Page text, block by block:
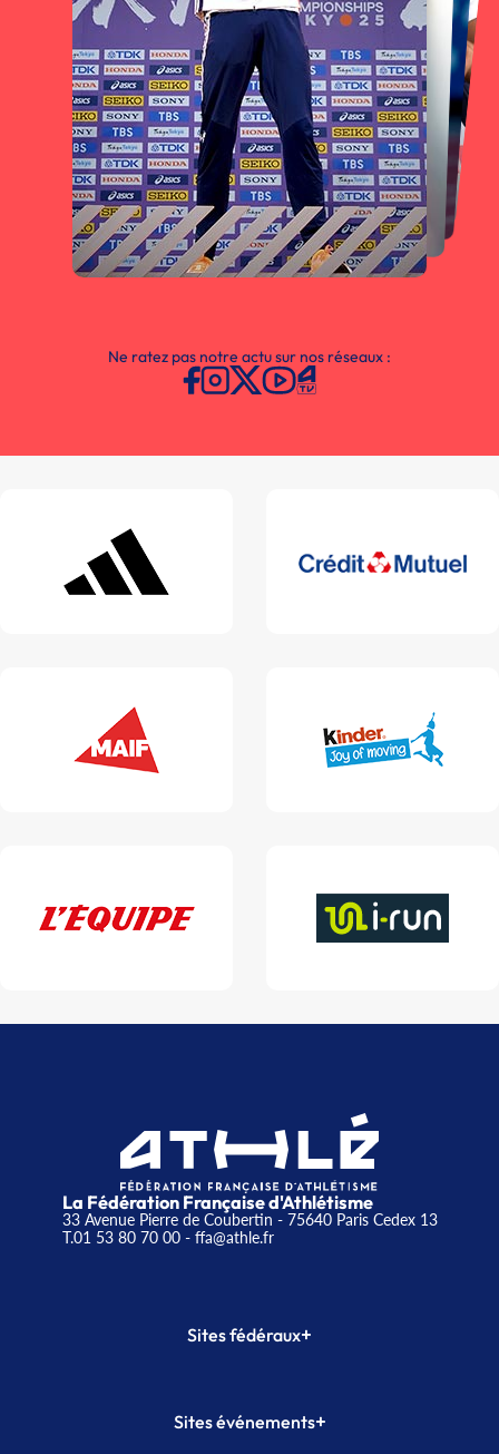
Ne ratez pas notre actu sur nos réseaux :
La Fédération Française d'Athlétisme
33 Avenue Pierre de Coubertin - 75640 Paris Cedex 13
T.01 53 80 70 00- ffa@athle.fr
Sites fédéraux+
Plateforme Formation
Sites événements+